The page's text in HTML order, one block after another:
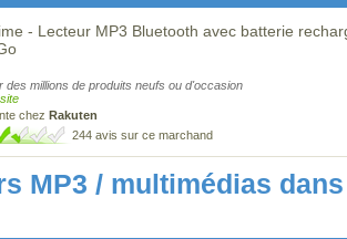
- Lecteur MP3 Bluetooth avec batterie
des millions de produits neufs ou d'occasion
chez Rakuten
244 avis sur ce marchand
MP3 / multimédias